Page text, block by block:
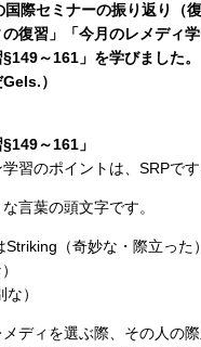
際セミナーの振り返り（
復習」「今月のレメディ学
§149～161」を学びました
）
～161」
習のポイントは、SRPです
言葉の頭文字です。
（奇妙な・際立った）
）
ディを選ぶ際、その人の